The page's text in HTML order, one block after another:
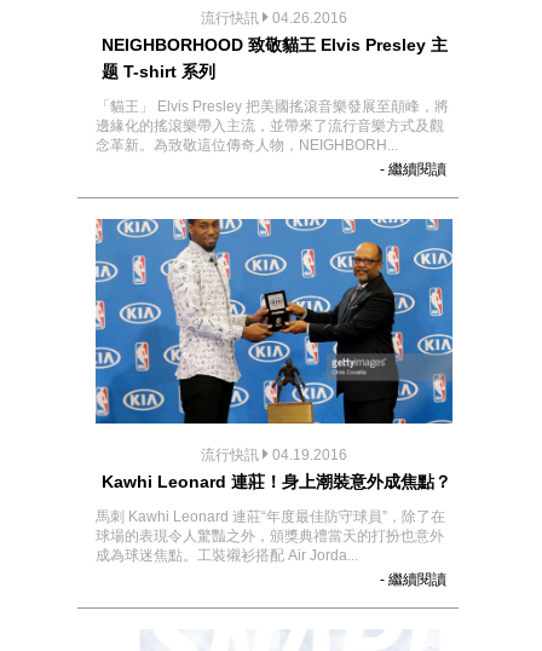
流行快訊 04.26.2016
NEIGHBORHOOD 致敬貓王 Elvis Presley 主
题 T-shirt 系列
「貓王」 Elvis Presley 把美國搖滾音樂發展至顛峰，將
邊緣化的搖滾樂帶入主流，並帶來了流行音樂方式及觀
念革新。為致敬這位傳奇人物，NEIGHBORH...
- 繼續閱讀
流行快訊 04.19.2016
Kawhi Leonard 連莊！身上潮裝意外成焦點？
馬刺 Kawhi Leonard 連莊“年度最佳防守球員”，除了在
球場的表現令人驚豔之外，頒獎典禮當天的打扮也意外
成為球迷焦點。工裝襯衫搭配 Air Jorda...
- 繼續閱讀